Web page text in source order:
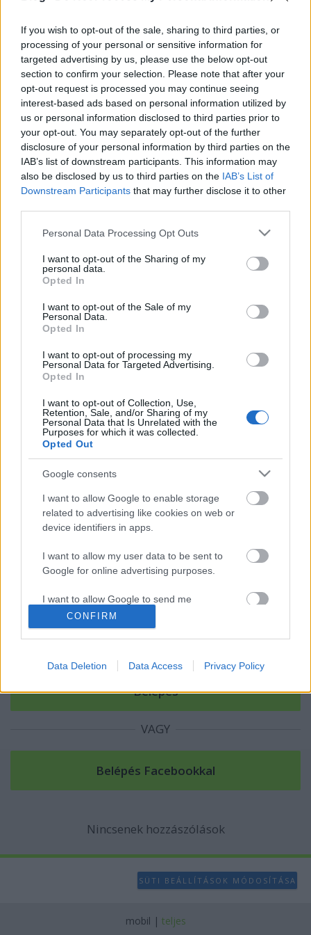
If you wish to opt-out of the sale, sharing to third parties, or
processing of your personal or sensitive information for
targeted advertising by us, please use the below opt-out
section to confirm your selection. Please note that after your
opt-out request is processed you may continue seeing
interest-based ads based on personal information utilized by
us or personal information disclosed to third parties prior to
your opt-out. You may separately opt-out of the further
disclosure of your personal information by third parties on the
IAB’s list of downstream participants. This information may
also be disclosed by us to third parties on the IAB’s List of
Downstream Participants that may further disclose it to other
Please note that this website/app uses one or more Google
not limited to your visit or usage behaviour. You may click to
grant or deny consent to Google and its third-party tags to
use your data for below specified purposes in below Google
consent section.
Personal Data Processing Opt Outs
I want to opt-out of the Sharing of my
personal data.
Opted In
I want to opt-out of the Sale of my
Personal Data.
Opted In
I want to opt-out of processing my
Personal Data for Targeted Advertising.
Opted In
I want to opt-out of Collection, Use,
Retention, Sale, and/or Sharing of my
Personal Data that Is Unrelated with the
Purposes for which it was collected.
Opted Out
Google consents
I want to allow Google to enable storage
related to advertising like cookies on web or
device identifiers in apps.
I want to allow my user data to be sent to
Google for online advertising purposes.
I want to allow Google to send me
personalized advertising.
I want to allow Google to enable storage
device identifiers in apps.
I want to allow Google to enable storage
related to functionality of the website or app.
user protection.
CONFIRM
Data Deletion Data Access Privacy Policy
futni KELL, az rossz.
A poszt folytatását azEgyenSúlyt! blogon találjátok.
Ajánlott bejegyzések:
Hogyan szabadulhatnék meg a
facebooktól?
Triatlonra készülve...
Tekertem - egészen hazáig!
3. hét - Republik Österreich, -0,5 kg
Szólj hozzá!
VAGY
Nincsenek hozzászólások
SÜTI BEÁLLÍTÁSOK MÓDOSÍTÁSA
mobil | teljes